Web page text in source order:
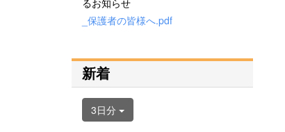
_保護者の皆様へ.pdf
新着
3日分